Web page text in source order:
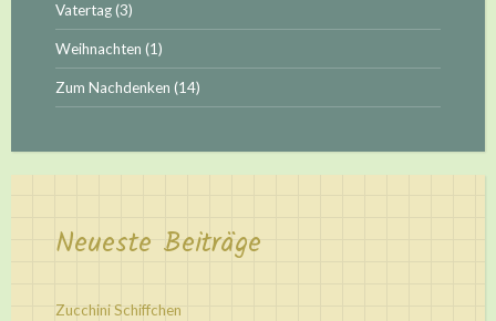
Vatertag(3)
Weihnachten (1)
Zum Nachdenken (14)
Neueste Beiträge
Zucchini Schiffchen